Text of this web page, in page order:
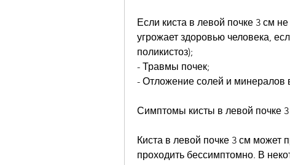
Если киста в левой почке 3 см
угрожает здоровью человека,
поликистоз);
- Травмы почек;
- Отложение солей и минералов
Симптомы кисты в левой почке
Киста в левой почке 3 см может
проходить бессимптомно. В